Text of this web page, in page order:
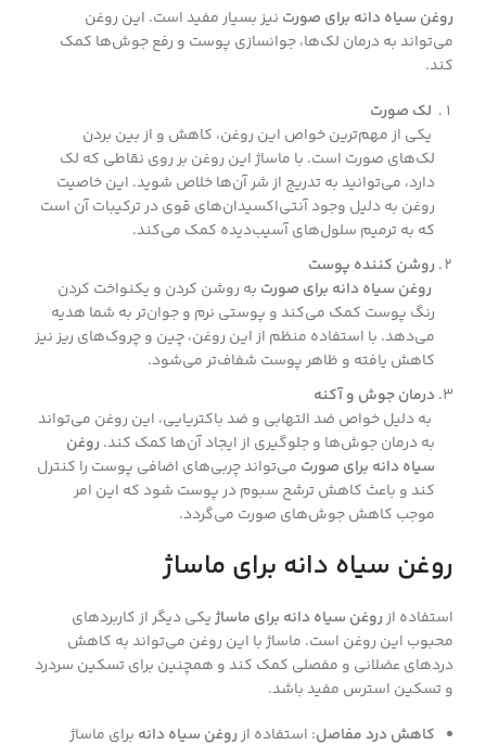
روغن سیاه دانه برای صورت نیز بسیار مفید است. این روغن
می‌تواند به درمان لک‌ها، جوانسازی پوست و رفع جوش‌ها کمک
کند.
لک صورت
یکی از مهم‌ترین خواص این روغن، کاهش و از بین بردن
لک‌های صورت است. با ماساژ این روغن بر روی نقاطی که لک
دارد، می‌توانید به تدریج از شر آن‌ها خلاص شوید. این خاصیت
روغن به دلیل وجود آنتی‌اکسیدان‌های قوی در ترکیبات آن است
که به ترمیم سلول‌های آسیب‌دیده کمک می‌کند.
روشن کننده پوست
روغن سیاه دانه برای صورت به روشن کردن و یکنواخت کردن
رنگ پوست کمک می‌کند و پوستی نرم و جوان‌تر به شما هدیه
می‌دهد. با استفاده منظم از این روغن، چین و چروک‌های ریز نیز
کاهش یافته و ظاهر پوست شفاف‌تر می‌شود.
درمان جوش و آکنه
به دلیل خواص ضد التهابی و ضد باکتریایی، این روغن می‌تواند
به درمان جوش‌ها و جلوگیری از ایجاد آن‌ها کمک کند. روغن
سیاه دانه برای صورت می‌تواند چربی‌های اضافی پوست را کنترل
کند و باعث کاهش ترشح سبوم در پوست شود که این امر
موجب کاهش جوش‌های صورت می‌گردد.
روغن سیاه دانه برای ماساژ
استفاده ازروغن سیاه دانه برای ماساژیکی دیگر از کاربردهای
محبوب این روغن است. ماساژ با این روغن می‌تواند به کاهش
دردهای عضلانی و مفصلی کمک کند و همچنین برای تسکین سردرد
و تسکین استرس مفید باشد.
کاهش درد مفاصل: استفاده ازروغن سیاه دانه برای ماساژ